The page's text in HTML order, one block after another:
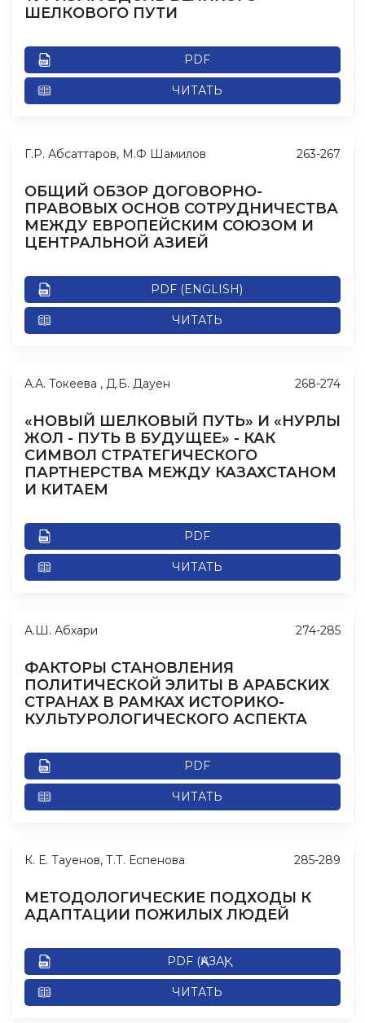
ШЕЛКОВОГО ПУТИ
PDF
ЧИТАТЬ
Г.Р. Абсаттаров, М.Ф Шамилов
ОБЩИЙ ОБЗОР ДОГОВОРНО-
ПРАВОВЫХ ОСНОВ СОТРУДНИЧЕСТВА
МЕЖДУ ЕВРОПЕЙСКИМ СОЮЗОМ И
ЦЕНТРАЛЬНОЙ АЗИЕЙ
PDF (ENGLISH)
ЧИТАТЬ
263-267
А.А. Токеева , Д.Б. Дауен
«НОВЫЙ ШЕЛКОВЫЙ ПУТЬ» И «НУРЛЫ
ЖОЛ - ПУТЬ В БУДУЩЕЕ» - КАК
СИМВОЛ СТРАТЕГИЧЕСКОГО
ПАРТНЕРСТВА МЕЖДУ КАЗАХСТАНОМ
И КИТАЕМ
PDF
ЧИТАТЬ
268-274
А.Ш. Абхари
ФАКТОРЫ СТАНОВЛЕНИЯ
ПОЛИТИЧЕСКОЙ ЭЛИТЫ В АРАБСКИХ
СТРАНАХ В РАМКАХ ИСТОРИКО-
КУЛЬТУРОЛОГИЧЕСКОГО АСПЕКТА
PDF
ЧИТАТЬ
274-285
К. Е. Тауенов, Т.Т. Еспенова
МЕТОДОЛОГИЧЕСКИЕ ПОДХОДЫ К
АДАПТАЦИИ ПОЖИЛЫХ ЛЮДЕЙ
PDF (ҚАЗАҚ)
ЧИТАТЬ
285-289